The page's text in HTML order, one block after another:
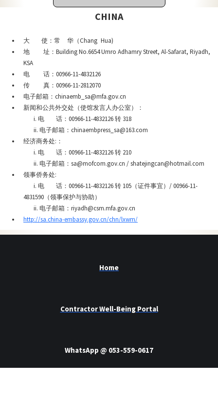
CHINA
大 使：常 华（Chang Hua)
地 址：Building No.6654 Umro Adhamry Street, Al-Safarat, Riyadh,
KSA
电 话：00966-11-4832126
传 真：00966-11-2812070
电子邮箱：chinaemb_sa@mfa.gov.cn
新闻和公共外交处（使馆发言人办公室）：
i. 电 话：00966-11-4832126 转 318
ii. 电子邮箱：chinaembpress_sa@163.com
经济商务处:：
i. 电 话：00966-11-4832126 转 210
ii. 电子邮箱：sa@mofcom.gov.cn / shatejingcan@hotmail.com
领事侨务处:
i. 电 话：00966-11-4832126 转 105（证件事宜）/ 00966-11-
4831590（领事保护与协助）
ii. 电子邮箱：riyadh@csm.mfa.gov.cn
http://sa.china-embassy.gov.cn/chn/lxwm/
Home
Contractor Well-Being Portal
WhatsApp @ 053-559-0617